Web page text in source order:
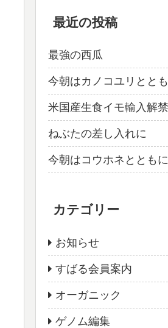
最近の投稿
最強の西瓜
今朝はカノコユリとと
米国産生食イモ輸入解禁
ねぶたの差し入れに
今朝はコウホネとともに
カテゴリー
お知らせ
すばる会員案内
オーガニック
ゲノム編集